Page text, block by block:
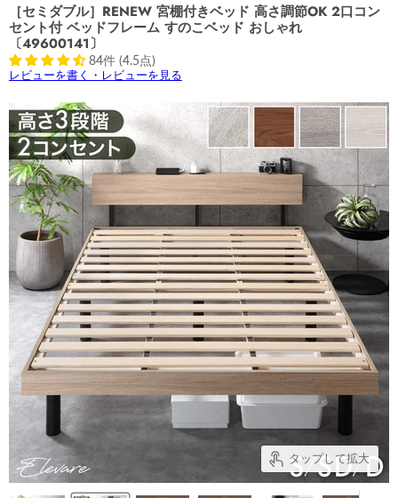
［セミダブル］RENEW 宮棚付きベッド 高さ調節OK 2口コン
セント付 ベッドフレーム すのこベッド おしゃれ
〔49600141〕
84件 (4.5点)
レビューを書く・レビューを見る
タップして拡大